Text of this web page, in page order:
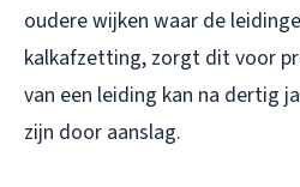
oudere wijken waar de
kalkafzetting, zorgt dit voor
van een leiding kan na dertig
zijn door aanslag.